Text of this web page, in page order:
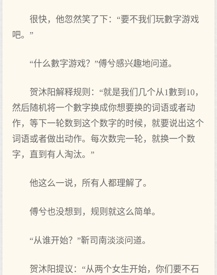
很快，他忽然笑了下：“要不我们玩數字游戏
吧。”
“什么數字游戏？”傅兮感兴趣地问道。
贺沐阳解释规则：“就是我们几个从1數到10，
然后随机将一个數字换成你想要换的词语或者动
作，等下一轮数到这个数字的时候，就要说出这个
词语或者做出动作。每次数完一轮，就换一个数
字，直到有人淘汰。”
他这么一说，所有人都理解了。
傅兮也没想到，规则就这么简单。
“从谁开始？”靳司南淡淡问道。
贺沐阳提议：“从两个女生开始，你们要不石